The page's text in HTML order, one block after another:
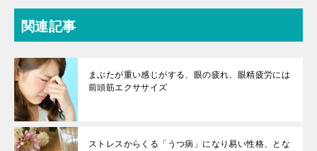
関連記事
まぶたが重い感じがする、眼の疲れ、眼精疲労には
前頭筋エクササイズ
ストレスからくる「うつ病」になり易い性格、とな